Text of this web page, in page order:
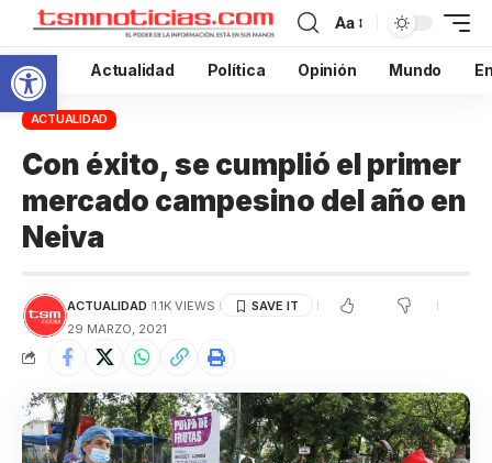
Abrir barra de herramientas
Aa
Inicio Actualidad Política Opinión Mundo
ACTUALIDAD
Con éxito, se cumplió el primer
mercado campesino del año en
Neiva
ACTUALIDAD 1.1K VIEWS
29 MARZO, 2021